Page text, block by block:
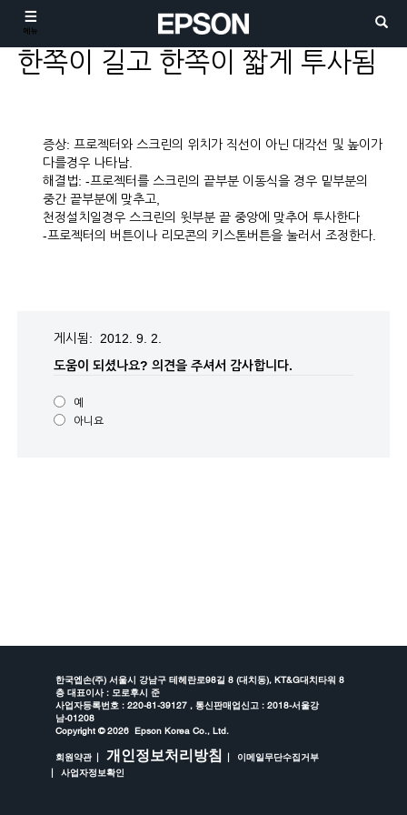
메뉴
한쪽이 길고 한쪽이 짧게 투사됨
증상: 프로젝터와 스크린의 위치가 직선이 아닌 대각선 및 높이가
다를경우 나타남.
해결법: -프로젝터를 스크린의 끝부분 이동식을 경우 밑부분의
중간 끝부분에 맞추고,
천정설치일경우 스크린의 윗부분 끝 중앙에 맞추어 투사한다
-프로젝터의 버튼이나 리모콘의 키스톤버튼을 눌러서 조정한다.
게시됨: 2012. 9. 2.
도움이 되셨나요? 의견을 주셔서 감사합니다.
예
아니요
한국엡손(주) 서울시 강남구 테헤란로98길 8 (대치동), KT&G대치타워 8
층 대표이사 : 모로후시 준
사업자등록번호 : 220-81-39127 , 통신판매업신고 : 2018-서울강
남-01208
Copyright ©2026 Epson Korea Co., Ltd.
회원약관 개인정보처리방침
이메일무단수집거부
사업자정보확인